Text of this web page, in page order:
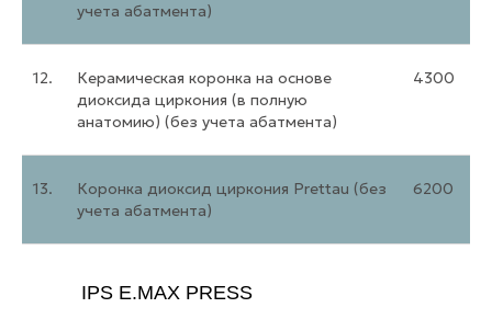
учета абатмента)
12.
Керамическая коронка на основе
диоксида циркония (в полную
анатомию) (без учета абатмента)
4300
13.
Коронка диоксид циркония Prettau (без
учета абатмента)
6200
IPS E.MAX PRESS